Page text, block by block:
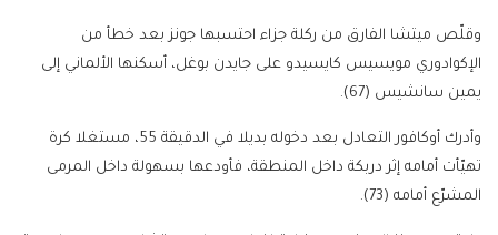
وقلّص ميتشا الفارق من ركلة جزاء احتسبها جونز بعد خطأ من
الإكوادوري مويسيس كايسيدو على جايدن بوغل، أسكنها الألماني إلى
يمين سانشيس (67).
وأدرك أوكافور التعادل بعد دخوله بديلا في الدقيقة 55، مستغلا كرة
تهيّأت أمامه إثر دربكة داخل المنطقة، فأودعها بسهولة داخل المرمى
المشرّع أمامه (73).